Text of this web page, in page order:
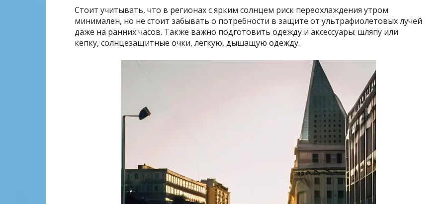
Стоит учитывать, что в регионах с ярким солнцем риск переохлаждения утром
минимален, но не стоит забывать о потребности в защите от ультрафиолетовых лучей
даже на ранних часов. Также важно подготовить одежду и аксессуары: шляпу или
кепку, солнцезащитные очки, легкую, дышащую одежду.